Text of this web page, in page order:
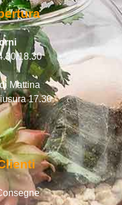
18.30
Mattina
17.30